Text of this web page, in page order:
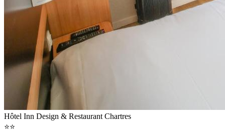
Hôtel Inn Design & Restaurant Chartres
⭐⭐